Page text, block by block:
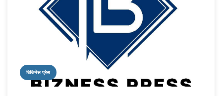
बिजिनेस प्रेस